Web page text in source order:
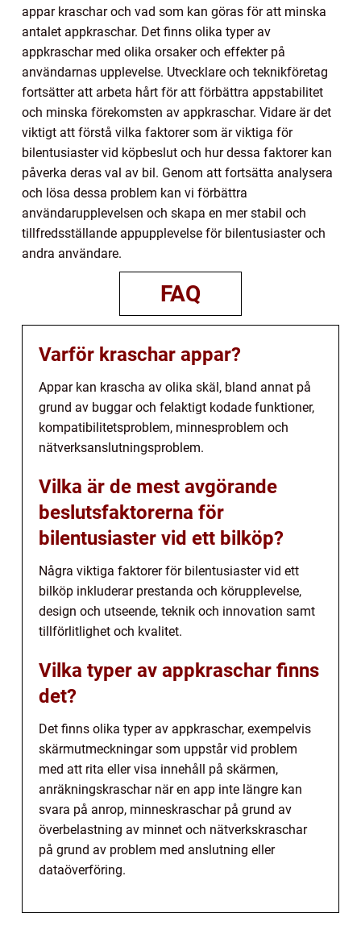
appar kraschar och vad som kan göras för att minska
antalet appkraschar. Det finns olika typer av
appkraschar med olika orsaker och effekter på
användarnas upplevelse. Utvecklare och teknikföretag
fortsätter att arbeta hårt för att förbättra appstabilitet
och minska förekomsten av appkraschar. Vidare är det
viktigt att förstå vilka faktorer som är viktiga för
bilentusiaster vid köpbeslut och hur dessa faktorer kan
påverka deras val av bil. Genom att fortsätta analysera
och lösa dessa problem kan vi förbättra
användarupplevelsen och skapa en mer stabil och
tillfredsställande appupplevelse för bilentusiaster och
andra användare.
FAQ
Varför kraschar appar?
Appar kan krascha av olika skäl, bland annat på
grund av buggar och felaktigt kodade funktioner,
kompatibilitetsproblem, minnesproblem och
nätverksanslutningsproblem.
Vilka är de mest avgörande
beslutsfaktorerna för
bilentusiaster vid ett bilköp?
Några viktiga faktorer för bilentusiaster vid ett
bilköp inkluderar prestanda och körupplevelse,
design och utseende, teknik och innovation samt
tillförlitlighet och kvalitet.
Vilka typer av appkraschar finns
det?
Det finns olika typer av appkraschar, exempelvis
skärmutmeckningar som uppstår vid problem
med att rita eller visa innehåll på skärmen,
anräkningskraschar när en app inte längre kan
svara på anrop, minneskraschar på grund av
överbelastning av minnet och nätverkskraschar
på grund av problem med anslutning eller
dataöverföring.